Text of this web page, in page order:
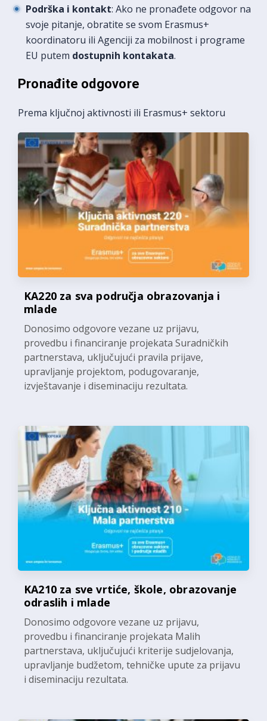
Podrška i kontakt: Ako ne pronađete odgovor na
svoje pitanje, obratite se svom Erasmus+
koordinatoru ili Agenciji za mobilnost i programe
EU putem dostupnih kontakata.
Pronađite odgovore
Prema ključnoj aktivnosti ili Erasmus+ sektoru
KA220 za sva područja obrazovanja i
mlade
Donosimo odgovore vezane uz prijavu,
provedbu i financiranje projekata Suradničkih
partnerstava, uključujući pravila prijave,
upravljanje projektom, podugovaranje,
izvještavanje i diseminaciju rezultata.
KA210 za sve vrtiće, škole, obrazovanje
odraslih i mlade
Donosimo odgovore vezane uz prijavu,
provedbu i financiranje projekata Malih
partnerstava, uključujući kriterije sudjelovanja,
upravljanje budžetom, tehničke upute za prijavu
i diseminaciju rezultata.